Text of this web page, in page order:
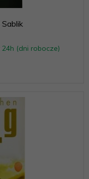
(dni robocze)